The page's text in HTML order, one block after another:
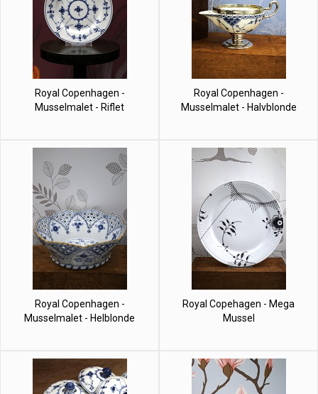
Royal Copenhagen -
Musselmalet - Riflet
Royal Copenhagen -
Musselmalet - Halvblonde
Royal Copenhagen -
Musselmalet - Helblonde
Royal Copehagen - Mega
Mussel